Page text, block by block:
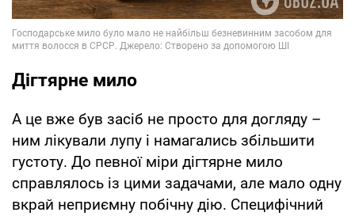
Дігтярне мило
А це вже був засіб не просто для догляду –
ним лікували лупу і намагались збільшити
густоту. До певної міри дігтярне мило
справлялось із цими задачами, але мало одну
вкрай неприємну побічну дію. Специфічний